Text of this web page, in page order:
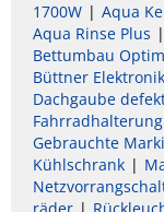
1700W Aqua
Aqua Rinse Plus
Bettumbau
Büttner
Dachgaube
Fahrradhalterung
Gebrauchte
Kühlschrank